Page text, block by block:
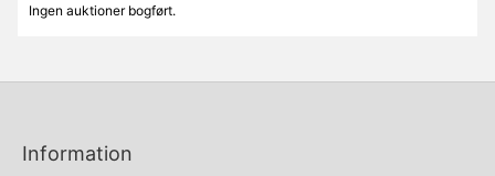
Ingen auktioner bogført.
Information